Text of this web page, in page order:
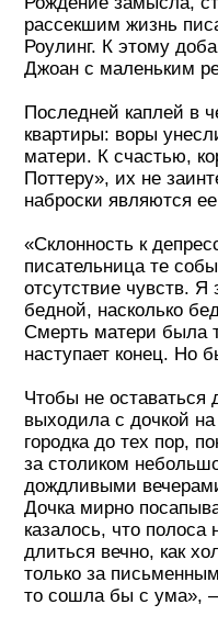
рассекшим жизнь
Роулинг. К этому
Джоан с маленьким
Последней каплей в
квартиры: воры
матери. К счастью,
Поттеру», их не
наброски являются
«Склонность к
писательница те
отсутствие чувств.
бедной, насколько
Смерть матери была
наступает конец. Но
Чтобы не оставаться
выходила с дочкой
городка до тех пор,
за столиком
дождливыми
Дочка мирно
казалось, что полоса
длиться вечно, как
только за
то сошла бы с ума»,